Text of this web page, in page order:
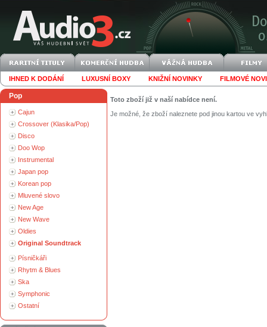
IHNED K DODÁNÍ LUXUSNÍ BOXY KNIŽNÍ NOVINKY FILMOVÉ
Pop
Cajun
Crossover (Klasika/Pop)
Disco
Doo Wop
Instrumental
Japan pop
Korean pop
Mluvené slovo
New Age
New Wave
Oldies
Original Soundtrack
Písničkáři
Rhytm & Blues
Ska
Symphonic
Ostatní
Toto zboží již v naší nabídce není.
Je možné, že zboží naleznete pod jinou kartou ve